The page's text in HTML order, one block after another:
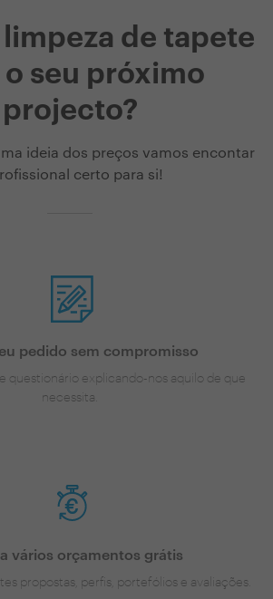
limpeza de tapete
o seu próximo
projecto?
ideia dos preços vamos encontar
certo para si!
pedido sem compromisso
questionário explicando-nos aquilo de que
necessita.
vários orçamentos grátis
propostas, perfis, portefólios e avaliações.